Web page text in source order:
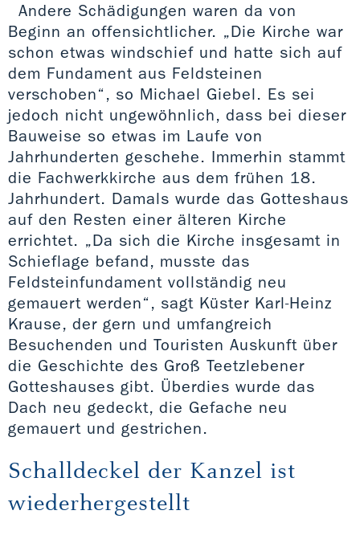
Andere Schädigungen waren da von
Beginn an offensichtlicher. „Die Kirche war
schon etwas windschief und hatte sich auf
dem Fundament aus Feldsteinen
verschoben“, so Michael Giebel. Es sei
jedoch nicht ungewöhnlich, dass bei dieser
Bauweise so etwas im Laufe von
Jahrhunderten geschehe. Immerhin stammt
die Fachwerkkirche aus dem frühen 18.
Jahrhundert. Damals wurde das Gotteshaus
auf den Resten einer älteren Kirche
errichtet. „Da sich die Kirche insgesamt in
Schieflage befand, musste das
Feldsteinfundament vollständig neu
gemauert werden“, sagt Küster Karl-Heinz
Krause, der gern und umfangreich
Besuchenden und Touristen Auskunft über
die Geschichte des Groß Teetzlebener
Gotteshauses gibt. Überdies wurde das
Dach neu gedeckt, die Gefache neu
gemauert und gestrichen.
Schalldeckel der Kanzel ist
wiederhergestellt